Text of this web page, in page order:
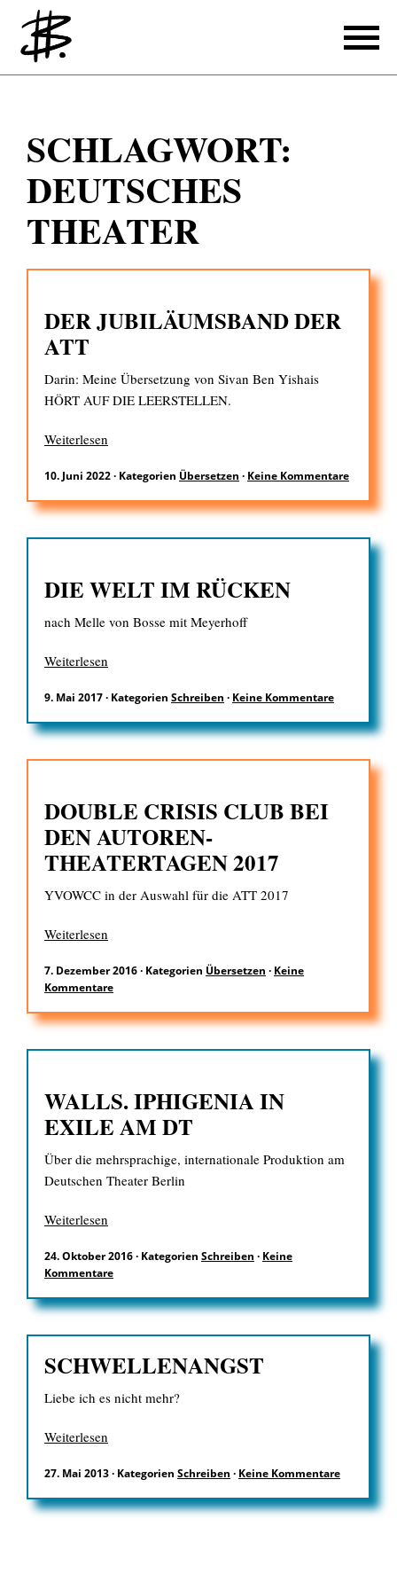
Schreiben
Referenzen
Produzieren
Referenzen
Übersetzen
Referenzen
EN
Suchen
SCHLAGWORT:
DEUTSCHES
THEATER
DER JUBILÄUMSBAND DER
ATT
Darin: Meine Übersetzung von Sivan Ben Yishais
HÖRT AUF DIE LEERSTELLEN.
Weiterlesen
10. Juni 2022· Kategorien Übersetzen · Keine Kommentare
DIE WELT IM RÜCKEN
nach Melle von Bosse mit Meyerhoff
Weiterlesen
9. Mai 2017· Kategorien Schreiben · Keine Kommentare
DOUBLE CRISIS CLUB BEI
DEN AUTOREN-
THEATERTAGEN 2017
YVOWCC in der Auswahl für die ATT 2017
Weiterlesen
7. Dezember 2016· Kategorien Übersetzen · Keine
Kommentare
WALLS. IPHIGENIA IN
EXILE AM DT
Über die mehrsprachige, internationale Produktion am
Deutschen Theater Berlin
Weiterlesen
24. Oktober 2016· Kategorien Schreiben · Keine
Kommentare
SCHWELLENANGST
Liebe ich es nicht mehr?
Weiterlesen
27. Mai 2013· Kategorien Schreiben · Keine Kommentare